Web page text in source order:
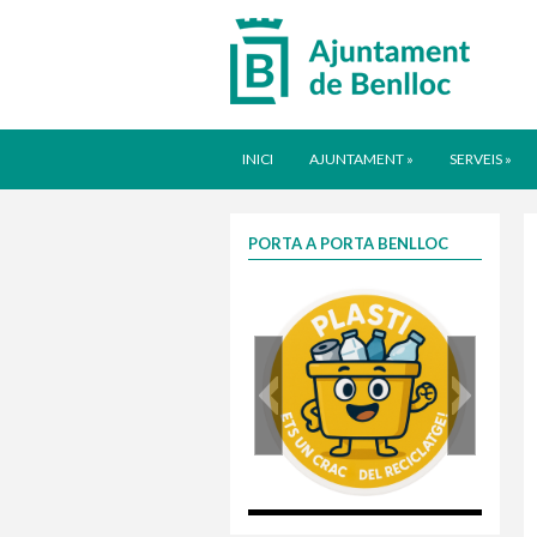
INICI AJUNTAMENT » SERVEIS »
PORTA A PORTA BENLLOC